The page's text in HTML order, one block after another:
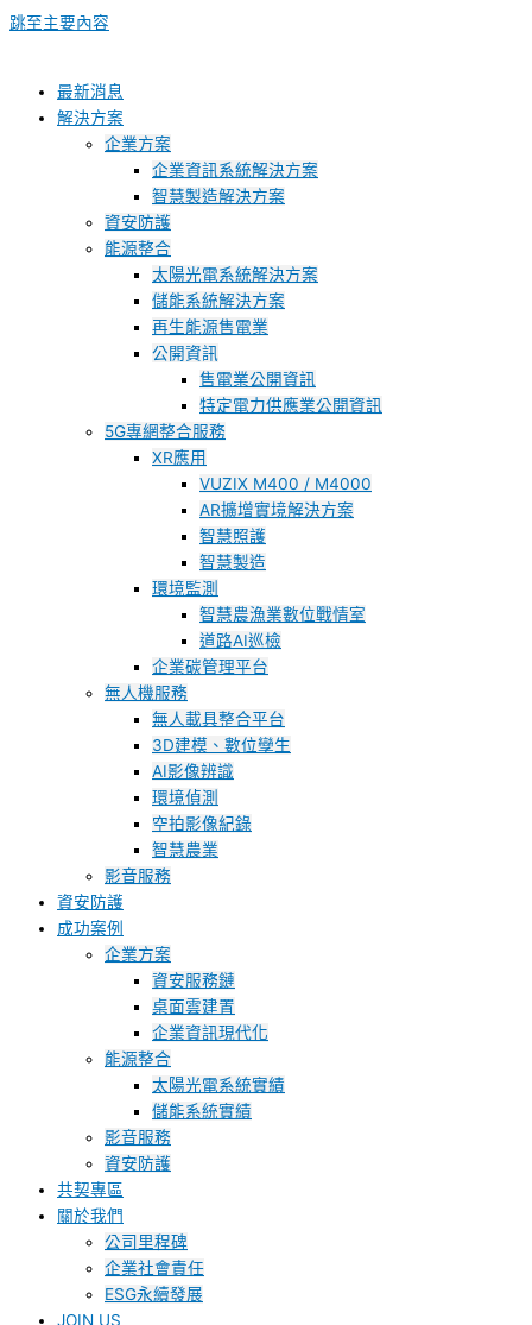
跳至主要內容
最新消息
解決方案
企業方案
企業資訊系統解決方案
智慧製造解決方案
資安防護
能源整合
太陽光電系統解決方案
儲能系統解決方案
再生能源售電業
公開資訊
售電業公開資訊
特定電力供應業公開資訊
5G專網整合服務
XR應用
VUZIX M400 / M4000
AR擴增實境解決方案
智慧照護
智慧製造
環境監測
智慧農漁業數位戰情室
道路AI巡檢
企業碳管理平台
無人機服務
無人載具整合平台
3D建模、數位孿生
AI影像辨識
環境偵測
空拍影像紀錄
智慧農業
影音服務
資安防護
成功案例
企業方案
資安服務鏈
桌面雲建置
企業資訊現代化
能源整合
太陽光電系統實績
儲能系統實績
影音服務
資安防護
共契專區
關於我們
公司里程碑
企業社會責任
ESG永續發展
JOIN US